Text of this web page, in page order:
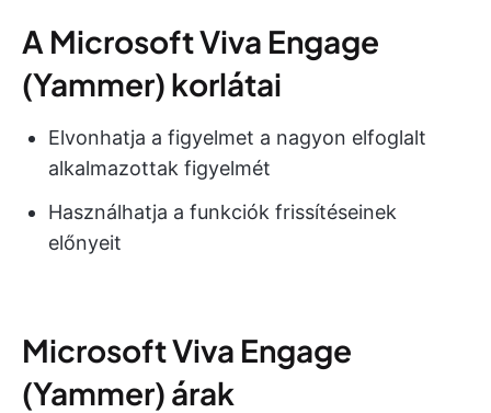
A Microsoft Viva Engage
(Yammer) korlátai
Elvonhatja a figyelmet a nagyon elfoglalt
alkalmazottak figyelmét
Használhatja a funkciók frissítéseinek
előnyeit
Microsoft Viva Engage
(Yammer) árak